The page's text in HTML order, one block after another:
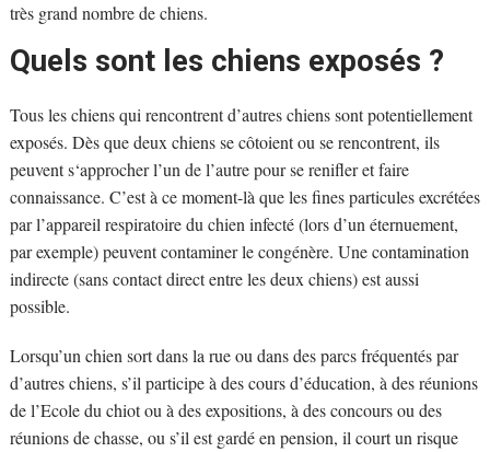
très grand nombre de chiens.
Quels sont les chiens exposés ?
Tous les chiens qui rencontrent d’autres chiens sont potentiellement
exposés. Dès que deux chiens se côtoient ou se rencontrent, ils
peuvent s‘approcher l’un de l’autre pour se renifler et faire
connaissance. C’est à ce moment-là que les fines particules excrétées
par l’appareil respiratoire du chien infecté (lors d’un éternuement,
par exemple) peuvent contaminer le congénère. Une contamination
indirecte (sans contact direct entre les deux chiens) est aussi
possible.
Lorsqu’un chien sort dans la rue ou dans des parcs fréquentés par
d’autres chiens, s’il participe à des cours d’éducation, à des réunions
de l’Ecole du chiot ou à des expositions, à des concours ou des
réunions de chasse, ou s’il est gardé en pension, il court un risque